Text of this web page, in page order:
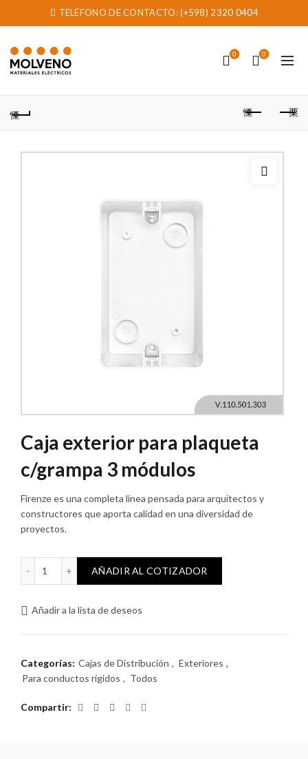
TELÉFONO DE CONTACTO:(+598) 2320 0404
0 0
Caja exterior para plaqueta
c/grampa 3 módulos
Firenze es una completa línea pensada para arquitectos y
constructores que aporta calidad en una diversidad de
proyectos.
Caja exterior para plaqueta c/grampa 3 módulos cantidad
AÑADIR AL COTIZADOR
Añadir a la lista de deseos
Categorías: Cajas de Distribución , Exteriores ,
Para conductos rígidos , Todos
Compartir